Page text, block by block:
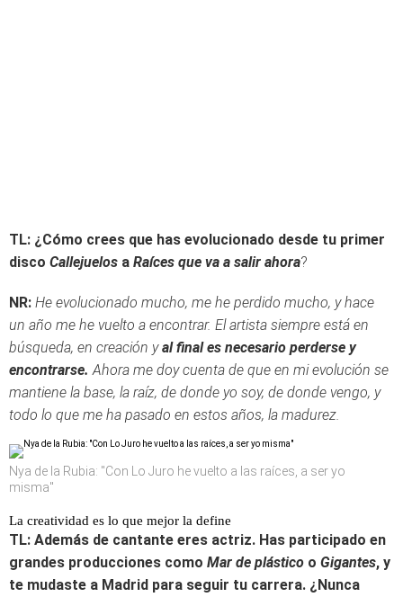
TL: ¿Cómo crees que has evolucionado desde tu primer
disco Callejuelos a Raíces que va a salir ahora?
NR: He evolucionado mucho, me he perdido mucho, y hace
un año me he vuelto a encontrar. El artista siempre está en
búsqueda, en creación yal final es necesario perderse y
encontrarse. Ahora me doy cuenta de que en mi evolución se
mantiene la base, la raíz, de donde yo soy, de donde vengo, y
todo lo que me ha pasado en estos años, la madurez.
Nya de la Rubia: "Con Lo Juro he vuelto a las raíces, a ser yo
misma"
La creatividad es lo que mejor la define
TL: Además de cantante eres actriz. Has participado en
grandes producciones como Mar de plástico o Gigantes, y
te mudaste a Madrid para seguir tu carrera. ¿Nunca